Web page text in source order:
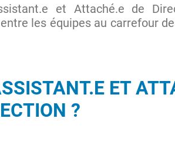
et Attaché.e de
entre les équipes au carrefour
ET
?